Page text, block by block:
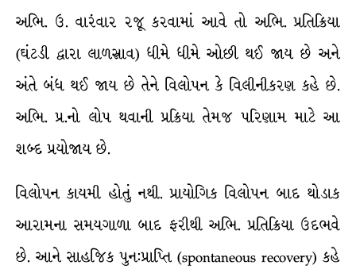
અભિ. ઉ. વારંવાર રજૂ કરવામાં આવે તો અભિ. પ્રતિક્રિયા
(ઘંટડી દ્વારા લાળસ્રાવ) ધીમે ધીમે ઓછી થઈ જાય છે અને
અંતે બંધ થઈ જાય છે તેને વિલોપન કે વિલીનીકરણ કહે છે.
અભિ. પ્ર.નો લોપ થવાની પ્રક્રિયા તેમજ પરિણામ માટે આ
શબ્દ પ્રયોજાય છે.
વિલોપન કાયમી હોતું નથી. પ્રાયોગિક વિલોપન બાદ થોડાક
આરામના સમયગાળા બાદ ફરીથી અભિ. પ્રતિક્રિયા ઉદભવે
છે. આને સાહજિક પુન:પ્રાપ્તિ (spontaneous recovery) કહે